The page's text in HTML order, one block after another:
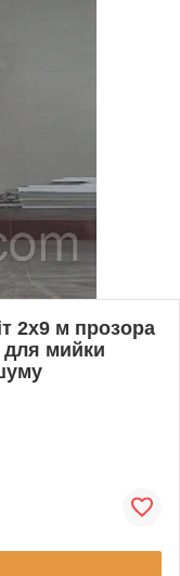
2x9 м прозора
для мийки